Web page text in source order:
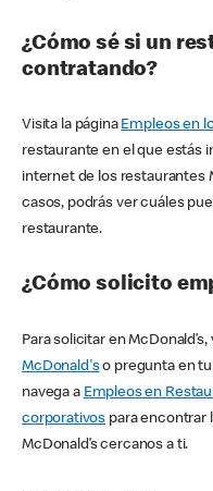
¿Cómo sé si un
contratando?
Visita la página Empleos en
restaurante en el que estás
internet de los restaurantes
casos, podrás ver cuáles
restaurante.
¿Cómo solicito
Para solicitar en McDonald’s,
McDonald'so pregunta en tu
navega a Empleos en
corporativos para encontrar
McDonald’s cercanos a ti.